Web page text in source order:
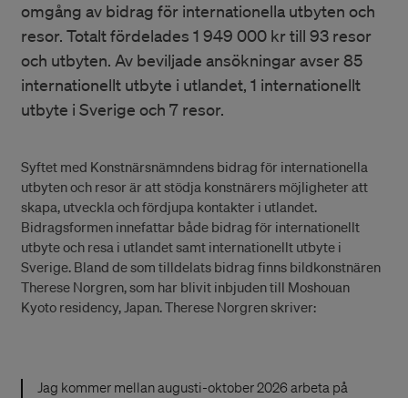
omgång av bidrag för internationella utbyten och
resor. Totalt fördelades 1 949 000 kr till 93 resor
och utbyten. Av beviljade ansökningar avser 85
internationellt utbyte i utlandet, 1 internationellt
utbyte i Sverige och 7 resor.
Syftet med Konstnärsnämndens bidrag för internationella
utbyten och resor är att stödja konstnärers möjligheter att
skapa, utveckla och fördjupa kontakter i utlandet.
Bidragsformen innefattar både bidrag för internationellt
utbyte och resa i utlandet samt internationellt utbyte i
Sverige. Bland de som tilldelats bidrag finns bildkonstnären
Therese Norgren, som har blivit inbjuden till Moshouan
Kyoto residency, Japan. Therese Norgren skriver:
Jag kommer mellan augusti-oktober 2026 arbeta på